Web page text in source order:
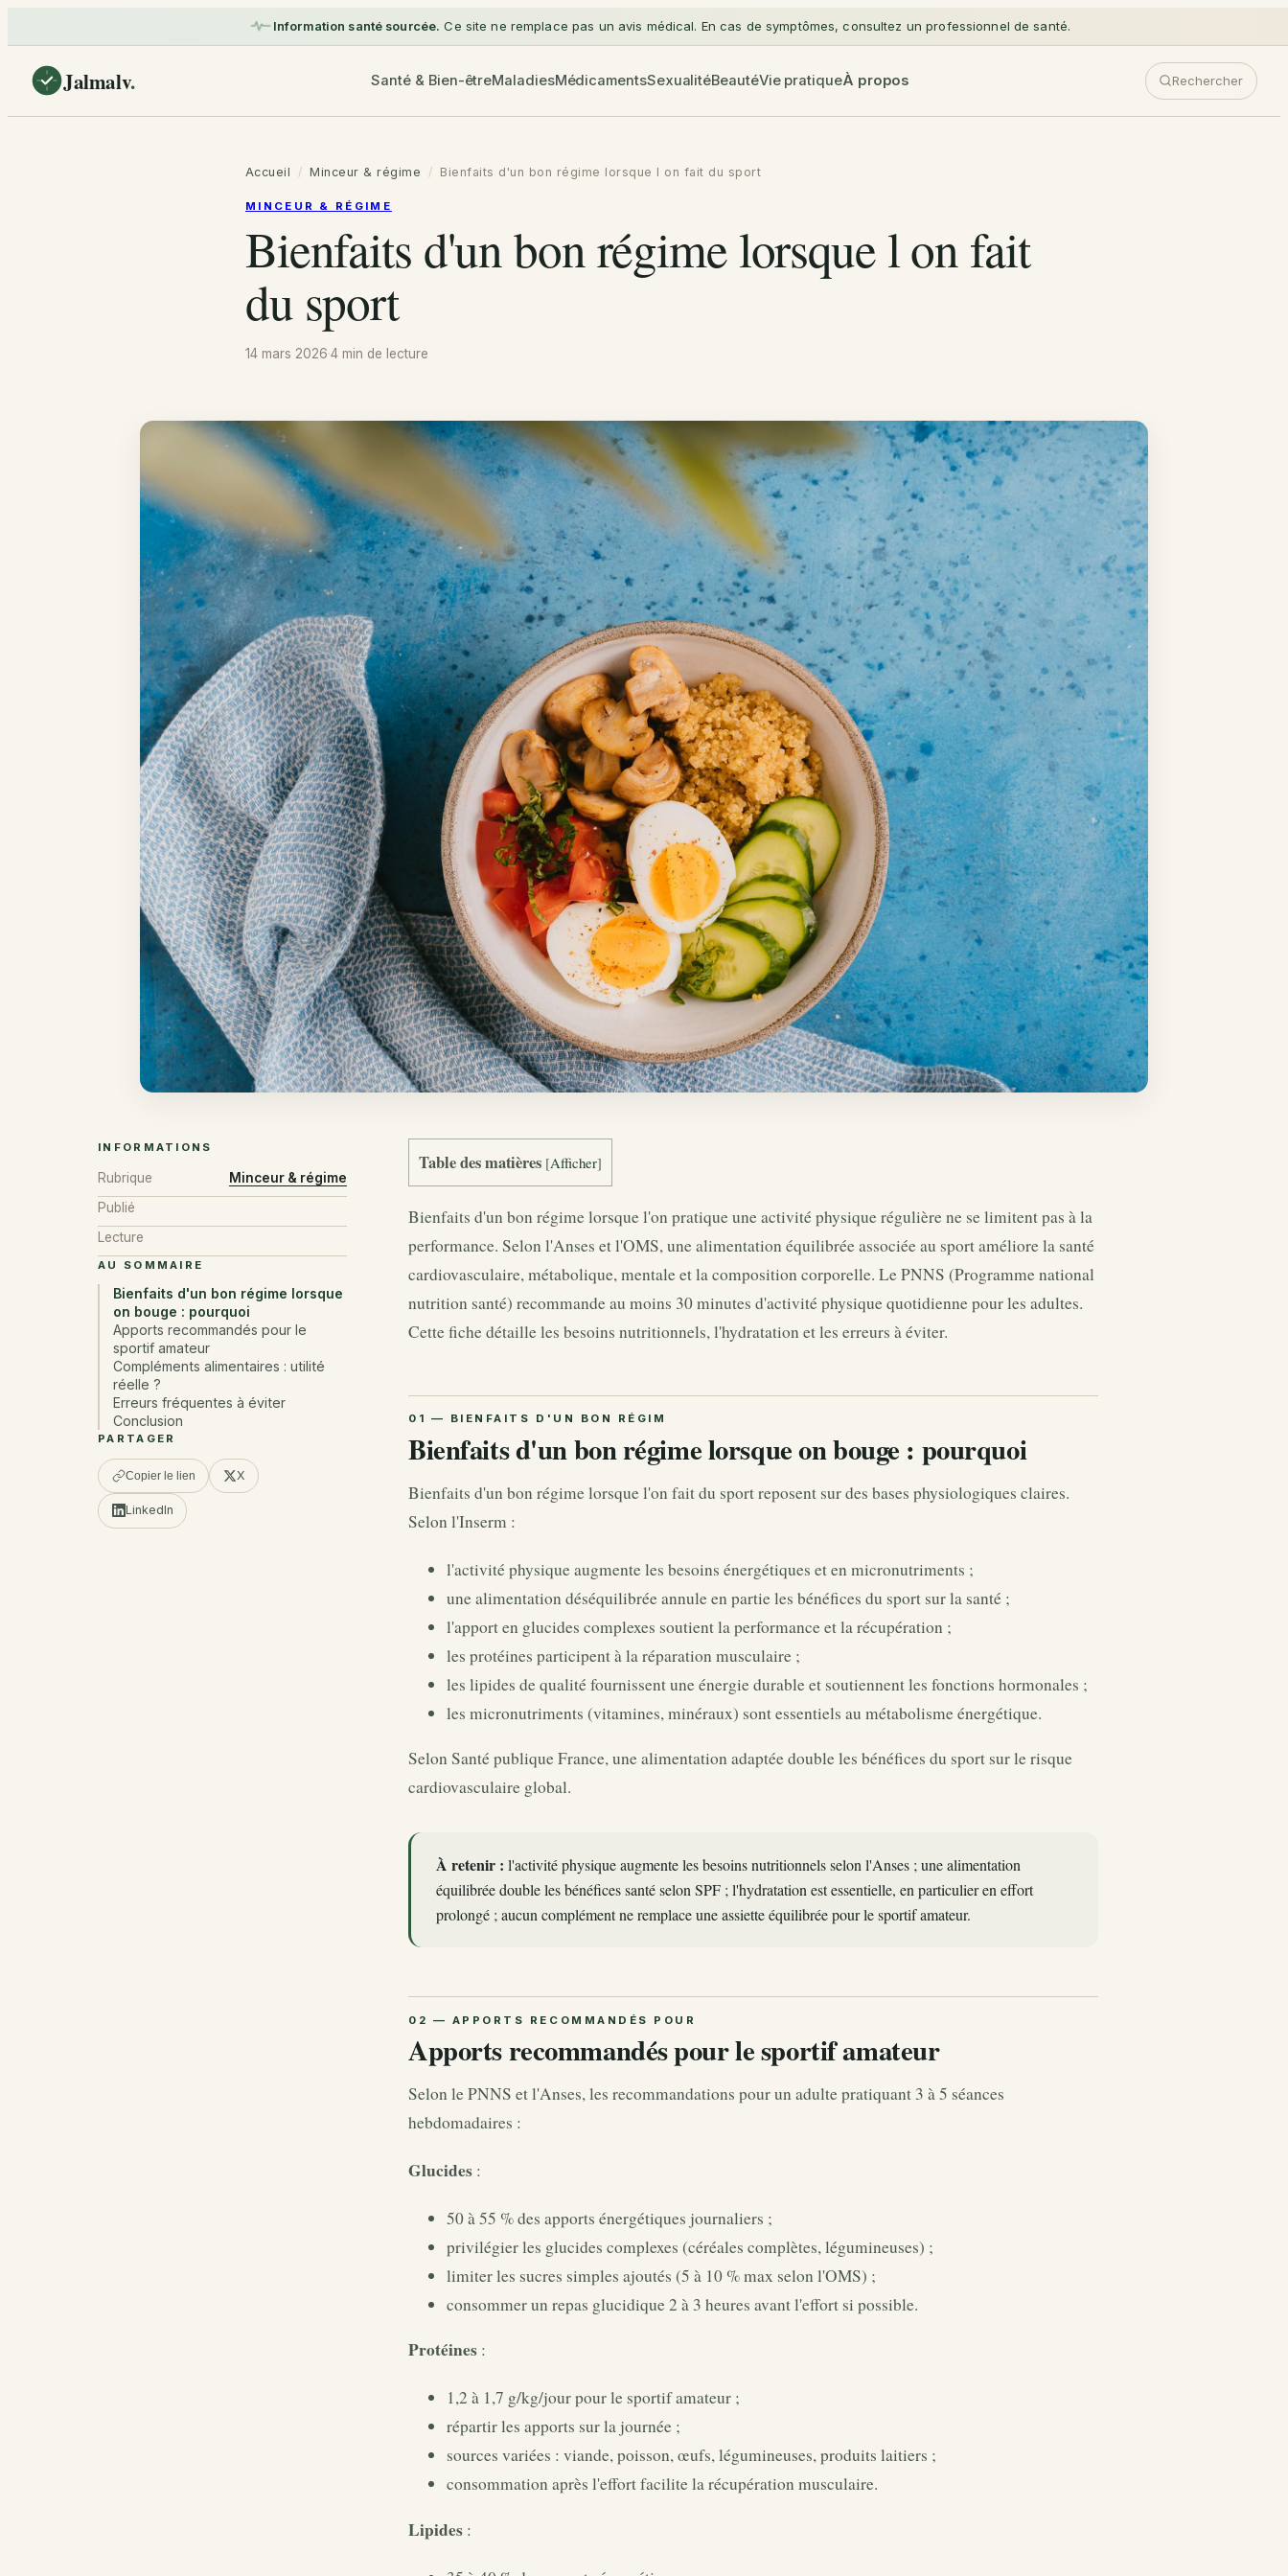
Information santé sourcée. Ce site ne remplace pas un avis médical. En cas de symptômes, consultez un professionnel de santé.
Jalmalv. Santé & Bien-êtreMaladiesMédicamentsSexualitéBeautéVie pratiqueÀ propos Rechercher
Accueil / Minceur & régime / Bienfaits d'un bon régime lorsque l on fait du sport
MINCEUR & RÉGIME
Bienfaits d'un bon régime lorsque l on fait
du sport
14 mars 2026·4 min de lecture
INFORMATIONS
Rubrique
Minceur & régime
Publié
Lecture
AU SOMMAIRE
Bienfaits d'un bon régime lorsque
on bouge : pourquoi
Apports recommandés pour le
sportif amateur
Compléments alimentaires : utilité
réelle ?
Erreurs fréquentes à éviter
Conclusion
PARTAGER
Copier le lien X
LinkedIn
Table des matières [Afficher]
Bienfaits d'un bon régime lorsque l'on pratique une activité physique régulière ne se limitent pas à la
performance. Selon l'Anses et l'OMS, une alimentation équilibrée associée au sport améliore la santé
cardiovasculaire, métabolique, mentale et la composition corporelle. Le PNNS (Programme national
nutrition santé) recommande au moins 30 minutes d'activité physique quotidienne pour les adultes.
Cette fiche détaille les besoins nutritionnels, l'hydratation et les erreurs à éviter.
Bienfaits d'un bon régime lorsque on bouge : pourquoi
Bienfaits d'un bon régime lorsque l'on fait du sport reposent sur des bases physiologiques claires.
Selon l'Inserm :
l'activité physique augmente les besoins énergétiques et en micronutriments ;
une alimentation déséquilibrée annule en partie les bénéfices du sport sur la santé ;
l'apport en glucides complexes soutient la performance et la récupération ;
les protéines participent à la réparation musculaire ;
les lipides de qualité fournissent une énergie durable et soutiennent les fonctions hormonales ;
les micronutriments (vitamines, minéraux) sont essentiels au métabolisme énergétique.
Selon Santé publique France, une alimentation adaptée double les bénéfices du sport sur le risque
cardiovasculaire global.
À retenir : l'activité physique augmente les besoins nutritionnels selon l'Anses ; une alimentation
équilibrée double les bénéfices santé selon SPF ; l'hydratation est essentielle, en particulier en effort
prolongé ; aucun complément ne remplace une assiette équilibrée pour le sportif amateur.
Apports recommandés pour le sportif amateur
Selon le PNNS et l'Anses, les recommandations pour un adulte pratiquant 3 à 5 séances
hebdomadaires :
Glucides :
50 à 55 % des apports énergétiques journaliers ;
privilégier les glucides complexes (céréales complètes, légumineuses) ;
limiter les sucres simples ajoutés (5 à 10 % max selon l'OMS) ;
consommer un repas glucidique 2 à 3 heures avant l'effort si possible.
Protéines :
1,2 à 1,7 g/kg/jour pour le sportif amateur ;
répartir les apports sur la journée ;
sources variées : viande, poisson, œufs, légumineuses, produits laitiers ;
consommation après l'effort facilite la récupération musculaire.
Lipides :